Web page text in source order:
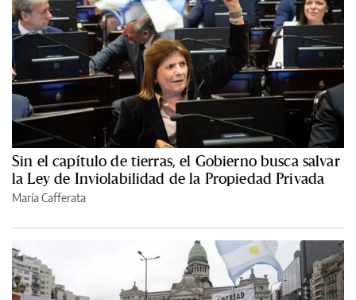
Sin el capítulo de tierras, el Gobierno busca salvar
la Ley de Inviolabilidad de la Propiedad Privada
María Cafferata